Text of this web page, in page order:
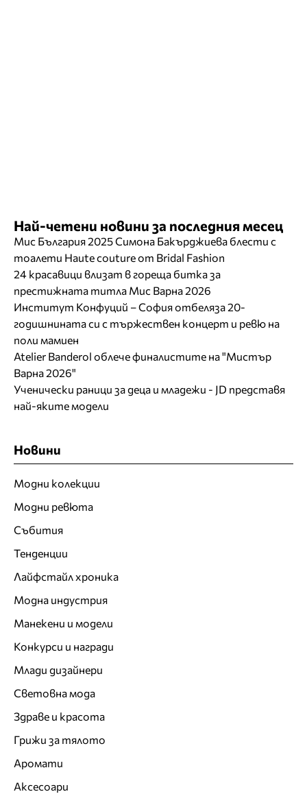
Най-четени новини за последния месец
Мис България 2025 Симона Бакърджиева блести с
тоалети Haute couture от Bridal Fashion
24 красавици влизат в гореща битка за
престижната титла Мис Варна 2026
Институт Конфуций – София отбеляза 20-
годишнината си с тържествен концерт и ревю на
поли мамиен
Atelier Banderol облече финалистите на "Мистър
Варна 2026"
Ученически раници за деца и младежи - JD представя
най-яките модели
Новини
Модни колекции
Модни ревюта
Събития
Тенденции
Лайфстайл хроника
Модна индустрия
Манекени и модели
Конкурси и награди
Млади дизайнери
Световна мода
Здраве и красота
Грижи за тялото
Аромати
Аксесоари